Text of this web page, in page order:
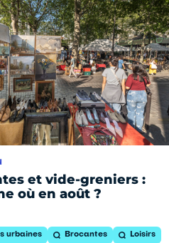
et vide-greniers :
où en août ?
urbaines Brocantes Loisirs